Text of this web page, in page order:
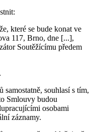
které se bude konat ve
117, Brno, dne [...],
Soutěžícímu předem
samostatně, souhlasí s tím,
Smlouvy budou
osobami
záznamy.